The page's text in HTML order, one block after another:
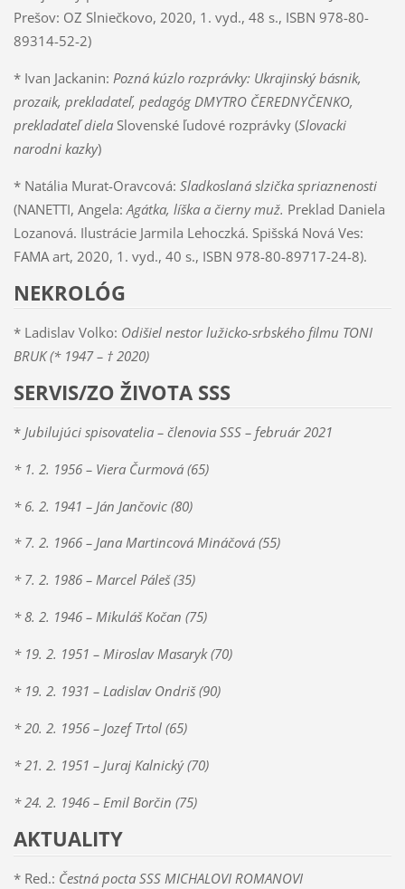
Prešov: OZ Slniečkovo, 2020, 1. vyd., 48 s., ISBN 978-80-
89314-52-2)
* Ivan Jackanin: Pozná kúzlo rozprávky: Ukrajinský básnik,
prozaik, prekladateľ, pedagóg DMYTRO ČEREDNYČENKO,
prekladateľ dielaSlovenské ľudové rozprávky (Slovacki
narodni kazky)
* Natália Murat-Oravcová: Sladkoslaná slzička spriaznenosti
(NANETTI, Angela: Agátka, líška a čierny muž. Preklad Daniela
Lozanová. Ilustrácie Jarmila Lehoczká. Spišská Nová Ves:
FAMA art, 2020, 1. vyd., 40 s., ISBN 978-80-89717-24-8).
NEKROLÓG
* Ladislav Volko: Odišiel nestor lužicko-srbského filmu TONI
BRUK (* 1947 – † 2020)
SERVIS/ZO ŽIVOTA SSS
* Jubilujúci spisovatelia – členovia SSS – február 2021
* 1. 2. 1956 – Viera Čurmová (65)
* 6. 2. 1941 – Ján Jančovic (80)
* 7. 2. 1966 – Jana Martincová Mináčová (55)
* 7. 2. 1986 – Marcel Páleš (35)
* 8. 2. 1946 – Mikuláš Kočan (75)
* 19. 2. 1951 – Miroslav Masaryk (70)
* 19. 2. 1931 – Ladislav Ondriš (90)
* 20. 2. 1956 – Jozef Trtol (65)
* 21. 2. 1951 – Juraj Kalnický (70)
* 24. 2. 1946 – Emil Borčin (75)
AKTUALITY
* Red.: Čestná pocta SSS MICHALOVI ROMANOVI